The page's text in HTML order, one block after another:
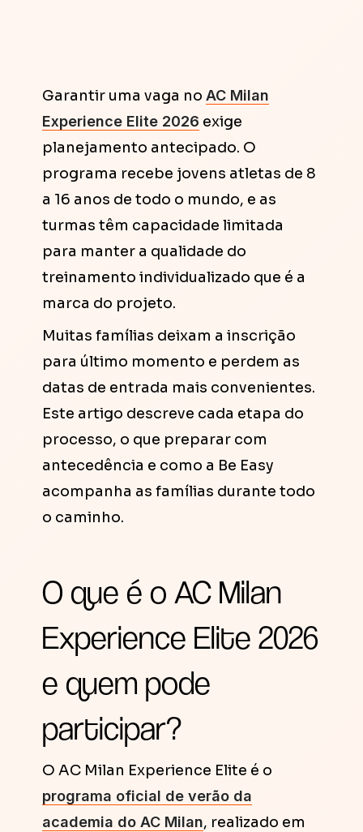
Garantir uma vaga no AC Milan
Experience Elite 2026 exige
planejamento antecipado. O
programa recebe jovens atletas de 8
a 16 anos de todo o mundo, e as
turmas têm capacidade limitada
para manter a qualidade do
treinamento individualizado que é a
marca do projeto.
Muitas famílias deixam a inscrição
para último momento e perdem as
datas de entrada mais convenientes.
Este artigo descreve cada etapa do
processo, o que preparar com
antecedência e como a Be Easy
acompanha as famílias durante todo
o caminho.
O que é o AC Milan
Experience Elite 2026
e quem pode
participar?
O AC Milan Experience Elite é o
programa oficial de verão da
academia do AC Milan, realizado em